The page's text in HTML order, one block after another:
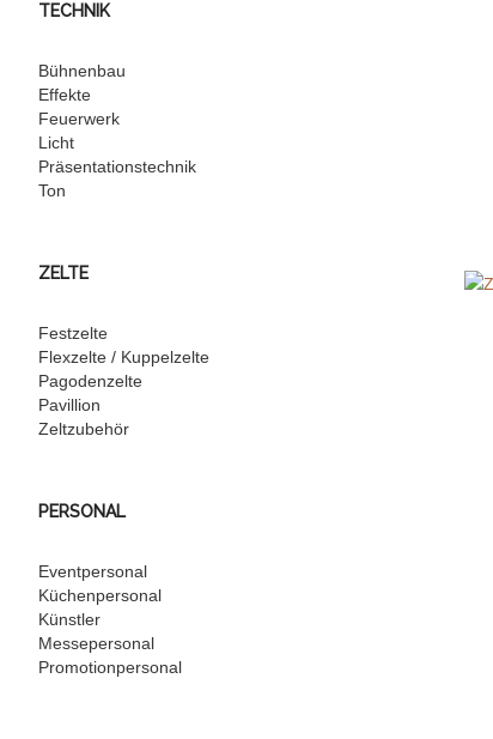
TECHNIK
Bühnenbau
Effekte
Feuerwerk
Licht
Präsentationstechnik
Ton
ZELTE
Festzelte
Flexzelte / Kuppelzelte
Pagodenzelte
Pavillion
Zeltzubehör
PERSONAL
Eventpersonal
Küchenpersonal
Künstler
Messepersonal
Promotionpersonal